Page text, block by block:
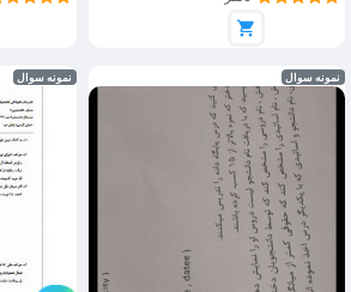
نمونه سوال نمونه سوال